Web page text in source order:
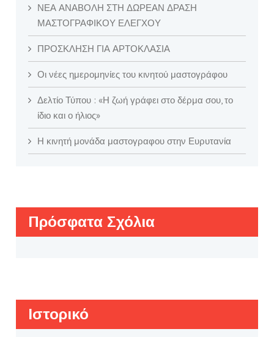
ΝΕΑ ΑΝΑΒΟΛΗ ΣΤΗ ΔΩΡΕΑΝ ΔΡΑΣΗ
ΜΑΣΤΟΓΡΑΦΙΚΟΥ ΕΛΕΓΧΟΥ
ΠΡΟΣΚΛΗΣΗ ΓΙΑ ΑΡΤΟΚΛΑΣΙΑ
Οι νέες ημερομηνίες του κινητού μαστογράφου
Δελτίο Τύπου : «Η ζωή γράφει στο δέρμα σου, το
ίδιο και ο ήλιος»
Η κινητή μονάδα μαστογραφου στην Ευρυτανία
Πρόσφατα Σχόλια
Ιστορικό